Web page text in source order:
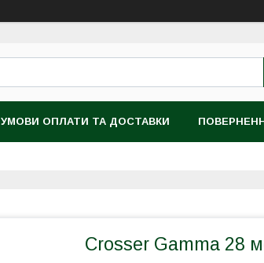
УМОВИ ОПЛАТИ ТА ДОСТАВКИ
Crosser Gamma 28